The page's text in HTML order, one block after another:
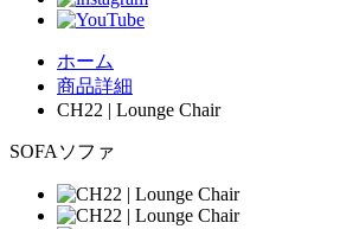
ホーム
商品詳細
CH22 | Lounge Chair
SOFA ソファ